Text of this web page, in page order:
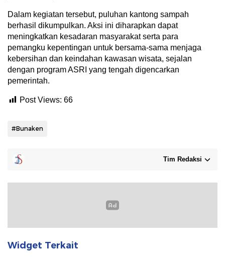
Dalam kegiatan tersebut, puluhan kantong sampah
berhasil dikumpulkan. Aksi ini diharapkan dapat
meningkatkan kesadaran masyarakat serta para
pemangku kepentingan untuk bersama-sama menjaga
kebersihan dan keindahan kawasan wisata, sejalan
dengan program ASRI yang tengah digencarkan
pemerintah.
Post Views: 66
#Bunaken
Tim Redaksi
Widget Terkait